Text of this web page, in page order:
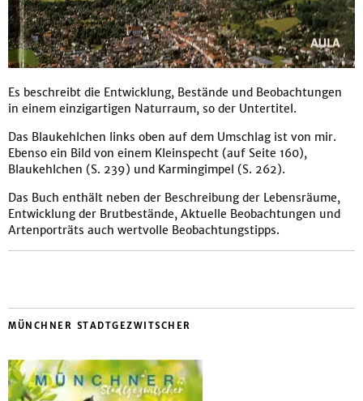
Es beschreibt die Entwicklung, Bestände und Beobachtungen
in einem einzigartigen Naturraum, so der Untertitel.
Das Blaukehlchen links oben auf dem Umschlag ist von mir.
Ebenso ein Bild von einem Kleinspecht (auf Seite 160),
Blaukehlchen (S. 239) und Karmingimpel (S. 262).
Das Buch enthält neben der Beschreibung der Lebensräume,
Entwicklung der Brutbestände, Aktuelle Beobachtungen und
Artenporträts auch wertvolle Beobachtungstipps.
MÜNCHNER STADTGEZWITSCHER